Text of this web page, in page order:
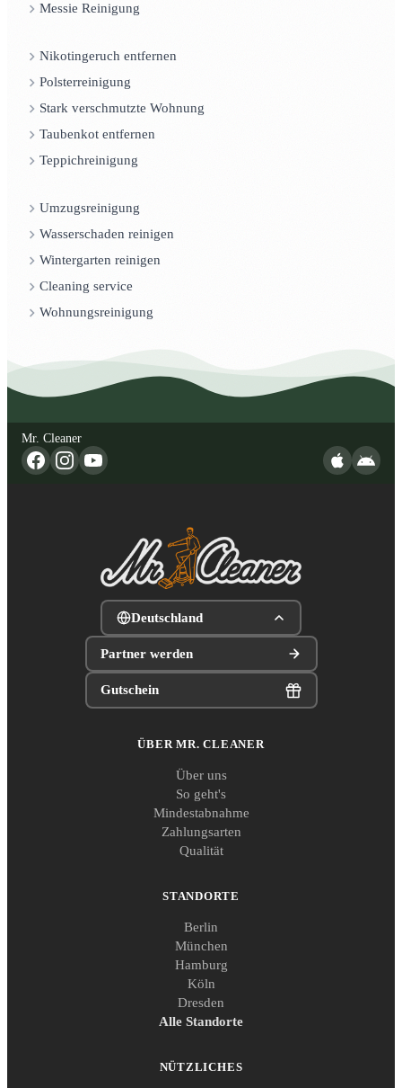
Messie Reinigung
Nikotingeruch entfernen
Polsterreinigung
Stark verschmutzte Wohnung
Taubenkot entfernen
Teppichreinigung
Umzugsreinigung
Wasserschaden reinigen
Wintergarten reinigen
Cleaning service
Wohnungsreinigung
Mr. Cleaner
Deutschland
Partner werden
Gutschein
ÜBER MR. CLEANER
Über uns
So geht's
Mindestabnahme
Zahlungsarten
Qualität
STANDORTE
Berlin
München
Hamburg
Köln
Dresden
Alle Standorte
NÜTZLICHES